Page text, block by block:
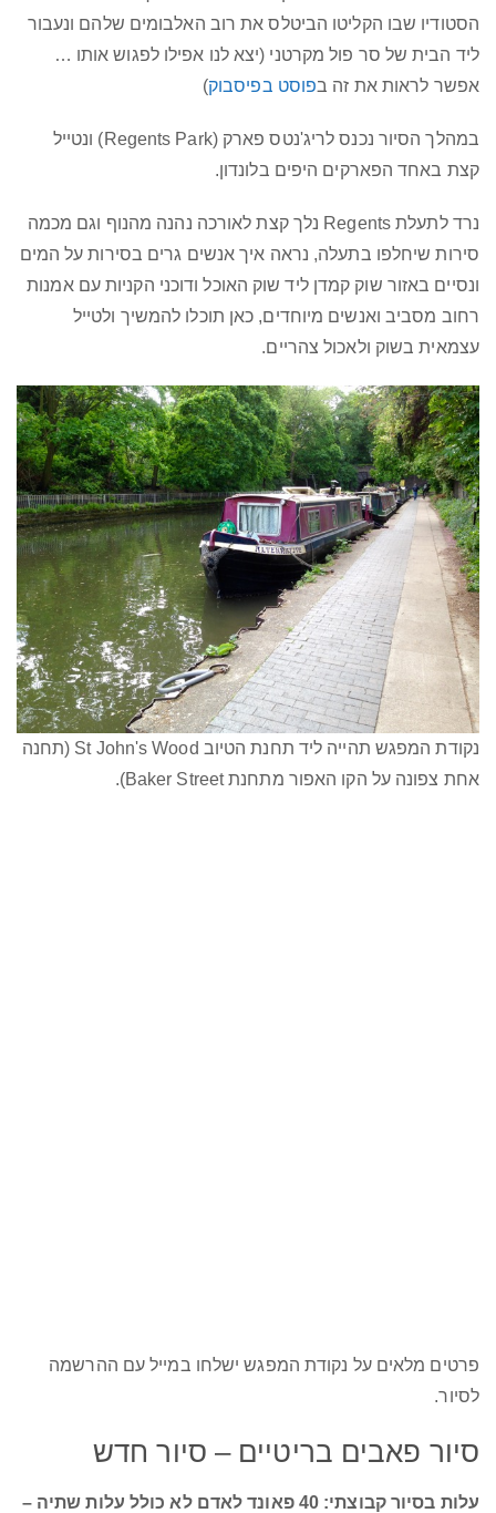
הסטודיו שבו הקליטו הביטלס את רוב האלבומים שלהם ונעבור
ליד הבית של סר פול מקרטני (יצא לנו אפילו לפגוש אותו …
אפשר לראות את זה בפוסט בפיסבוק)
במהלך הסיור נכנס לריג'נטס פארק (Regents Park) ונטייל
קצת באחד הפארקים היפים בלונדון.
נרד לתעלת Regents נלך קצת לאורכה נהנה מהנוף וגם מכמה
סירות שיחלפו בתעלה, נראה איך אנשים גרים בסירות על המים
ונסיים באזור שוק קמדן ליד שוק האוכל ודוכני הקניות עם אמנות
רחוב מסביב ואנשים מיוחדים, כאן תוכלו להמשיך ולטייל
עצמאית בשוק ולאכול צהריים.
נקודת המפגש תהייה ליד תחנת הטיוב St John's Wood (תחנה
אחת צפונה על הקו האפור מתחנת Baker Street).
פרטים מלאים על נקודת המפגש ישלחו במייל עם ההרשמה
לסיור.
סיור פאבים בריטיים – סיור חדש
עלות בסיור קבוצתי: 40 פאונד לאדם לא כולל עלות שתיה –